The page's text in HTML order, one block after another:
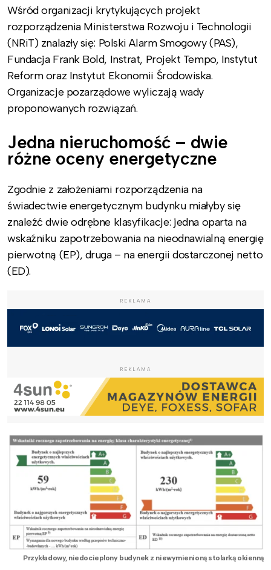
Wśród organizacji krytykujących projekt
rozporządzenia Ministerstwa Rozwoju i Technologii
(NRiT) znalazły się: Polski Alarm Smogowy (PAS),
Fundacja Frank Bold, Instrat, Projekt Tempo, Instytut
Reform oraz Instytut Ekonomii Środowiska.
Organizacje pozarządowe wyliczają wady
proponowanych rozwiązań.
Jedna nieruchomość – dwie
różne oceny energetyczne
Zgodnie z założeniami rozporządzenia na
świadectwie energetycznym budynku miałyby się
znaleźć dwie odrębne klasyfikacje: jedna oparta na
wskaźniku zapotrzebowania na nieodnawialną energię
pierwotną (EP), druga – na energii dostarczonej netto
(ED).
REKLAMA
REKLAMA
Przykładowy, niedocieplony budynek z niewymienioną stolarką okienną